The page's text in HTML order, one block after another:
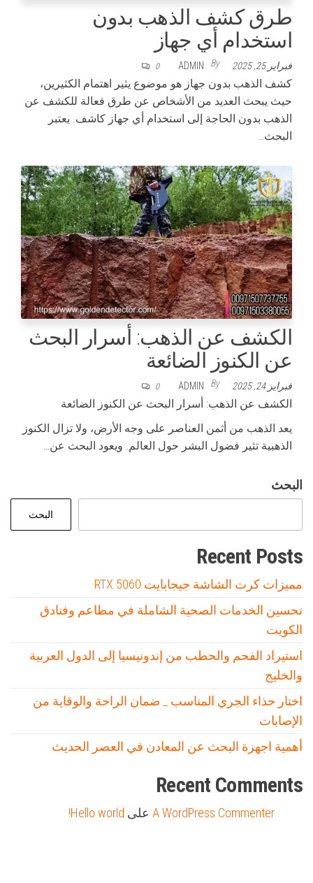
طرق كشف الذهب بدون
استخدام أي جهاز
فبراير 25, 2025 By
ADMIN
0
كشف الذهب بدون جهاز هو موضوع يثير اهتمام الكثيرين،
حيث يبحث العديد من الأشخاص عن طرق فعالة للكشف عن
الذهب بدون الحاجة إلى استخدام أي جهاز كاشف. يعتبر
البحث…
الكشف عن الذهب: أسرار البحث
عن الكنوز الضائعة
فبراير 24, 2025 By
ADMIN
0
الكشف عن الذهب: أسرار البحث عن الكنوز الضائعة
يعد الذهب من أثمن العناصر على وجه الأرض، ولا تزال الكنوز
الذهبية تثير فضول البشر حول العالم. ويعود البحث عن…
البحث
البحث
Recent Posts
مميزات كرت الشاشة جيجابايت RTX 5060
تحسين الخدمات الصحية الشاملة في مطاعم وفنادق
الكويت
استيراد الفحم والحطب من إندونيسيا إلى الدول العربية
والخليج
اختار حذاء الجري المناسب _ ضمان الراحة والوقاية من
الإصابات
أهمية اجهزة البحث عن المعادن في العصر الحديث
Recent Comments
A WordPress Commenter على Hello world!